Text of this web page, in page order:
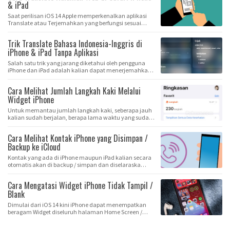
& iPad
Saat perilisan iOS 14 Apple memperkenalkan aplikasi
Translate atau Terjemahkan yang berfungsi sesuai…
Trik Translate Bahasa Indonesia-Inggris di
iPhone & iPad Tanpa Aplikasi
Salah satu trik yang jarang diketahui oleh pengguna
iPhone dan iPad adalah kalian dapat menerjemahka…
Cara Melihat Jumlah Langkah Kaki Melalui
Widget iPhone
Untuk memantau jumlah langkah kaki, seberapa jauh
kalian sudah berjalan, berapa lama waktu yang suda…
Cara Melihat Kontak iPhone yang Disimpan /
Backup ke iCloud
Kontak yang ada di iPhone maupun iPad kalian secara
otomatis akan di backup / simpan dan diselaraska…
Cara Mengatasi Widget iPhone Tidak Tampil /
Blank
Dimulai dari iOS 14 kini iPhone dapat menempatkan
beragam Widget diseluruh halaman Home Screen /